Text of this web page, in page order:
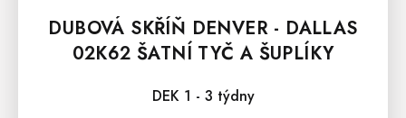
DUBOVÁ SKŘÍŇ DENVER - DALLAS
02K62 ŠATNÍ TYČ A ŠUPLÍKY
DEK 1 - 3 týdny